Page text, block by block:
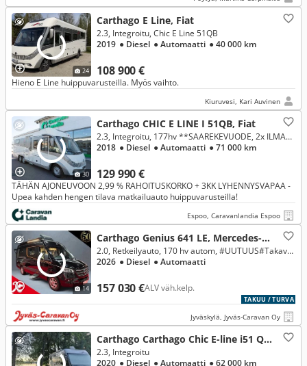
24
Carthago E Line, Fiat
108 900 €
2.3, Integroitu, Chic E Line 51QB
2019 ● Diesel ● Automaatti ● 40 000 km
Hieno E Line huippuvarusteilla. Myös vaihto.
Kiuruvesi, Kari Auvinen
30
Carthago CHIC E LINE I 51QB, Fiat
129 990 €
2.3, Integroitu, 177hv **SAAREKEVUODE, 2x ILMASTOINTI, HYDRAULISET TUKIJALAT**
2018 ● Diesel ● Automaatti ● 71 000 km
TÄHÄN AJONEUVOON 2,99 % RAHOITUSKORKO + 3KK LYHENNYSVAPAA -
Upea kahden hengen tilava matkailuauto huippuvarusteilla!
Espoo, Caravanlandia Espoo
14
Carthago Genius 641 LE, Mercedes-Benz
157 030 €ALV väh.kelp.
2.0, Retkeilyauto, 170 hv autom, #UUTUUS#Takaveto#
2026 ● Diesel ● Automaatti
TAKUU / TURVA
Jyväskylä, Jyväs-Caravan Oy
Carthago Carthago Chic E-line i51 QB, Fiat
2.3, Integroitu
2020 ● Diesel ● Automaatti ● 62 000 km